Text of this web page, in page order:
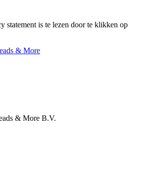
statement is te lezen door te klikken op
& More
& More B.V.